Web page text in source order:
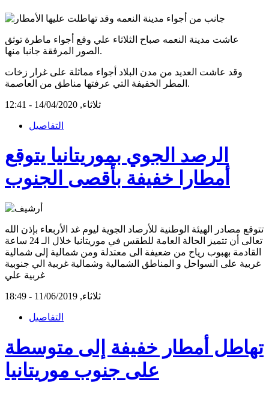
عاشت مدينة النعمه صباح الثلاثاء علي وقع أجواء ماطرة توثق
الصور المرفقة جانبا منها.
وقد عاشت العديد من مدن البلاد أجواء مماثلة على غرار زخات
المطر الخفيفة التي عرفتها مناطق من العاصمة.
ثلاثاء, 14/04/2020 - 12:41
التفاصيل
الرصد الجوي بموريتانيا يتوقع
أمطارا خفيفة بأقصى الجنوب
تتوقع مصادر الهيئة الوطنية للأرصاد الجوية ليوم غد الأربعاء بإذن الله
تعالى أن تتميز الحالة العامة للطقس في موريتانيا خلال الـ 24 ساعة
القادمة بهبوب رياح من ضعيفة الى معتدلة ومن شمالية إلى شمالية
غربية على السواحل و المناطق الشمالية وشمالية غربية الي جنوبية
غربية علي
ثلاثاء, 11/06/2019 - 18:49
التفاصيل
تهاطل أمطار خفيفة إلى متوسطة
على جنوب موريتانيا